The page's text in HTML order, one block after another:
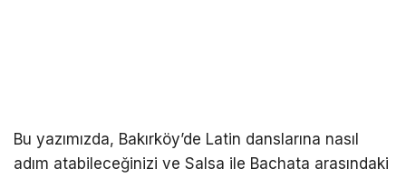
Bu yazımızda, Bakırköy’de Latin danslarına nasıl
adım atabileceğinizi ve Salsa ile Bachata arasındaki